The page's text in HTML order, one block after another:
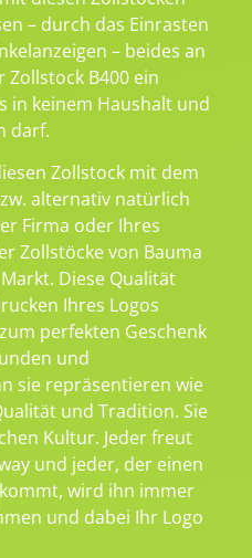
– durch das Einrasten
– beides an
Zollstock B400 ein
in keinem Haushalt und
darf.
Zollstock mit dem
alternativ natürlich
Firma oder Ihres
Zollstöcke von Bauma
Diese Qualität
Ihres Logos
perfekten Geschenk
und
sie repräsentieren wie
und Tradition. Sie
Kultur. Jeder freut
und jeder, der einen
wird ihn immer
und dabei Ihr Logo